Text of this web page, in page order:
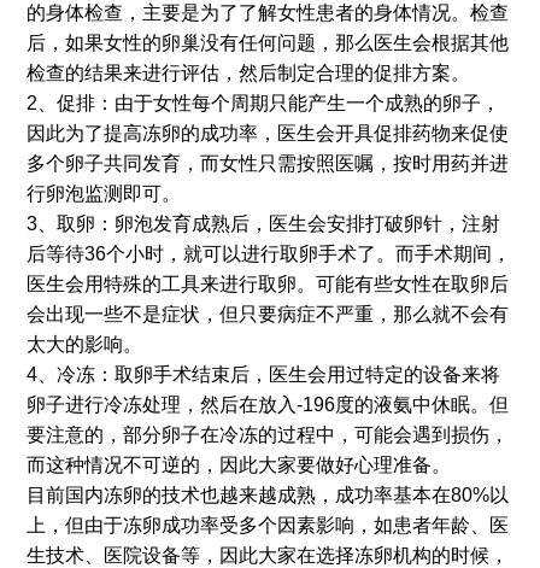
的身体检查，主要是为了了解女性患者的身体情况。检查
后，如果女性的卵巢没有任何问题，那么医生会根据其他
检查的结果来进行评估，然后制定合理的促排方案。
2、促排：由于女性每个周期只能产生一个成熟的卵子，
因此为了提高冻卵的成功率，医生会开具促排药物来促使
多个卵子共同发育，而女性只需按照医嘱，按时用药并进
行卵泡监测即可。
3、取卵：卵泡发育成熟后，医生会安排打破卵针，注射
后等待36个小时，就可以进行取卵手术了。而手术期间，
医生会用特殊的工具来进行取卵。可能有些女性在取卵后
会出现一些不是症状，但只要病症不严重，那么就不会有
太大的影响。
4、冷冻：取卵手术结束后，医生会用过特定的设备来将
卵子进行冷冻处理，然后在放入-196度的液氨中休眠。但
要注意的，部分卵子在冷冻的过程中，可能会遇到损伤，
而这种情况不可逆的，因此大家要做好心理准备。
目前国内冻卵的技术也越来越成熟，成功率基本在80%以
上，但由于冻卵成功率受多个因素影响，如患者年龄、医
生技术、医院设备等，因此大家在选择冻卵机构的时候，